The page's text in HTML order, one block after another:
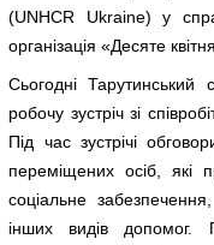
(UNHCR Ukraine) у
організація «Десяте
Сьогодні
робочу зустріч зі
Під час зустрічі
переміщених осіб, які
соціальне
інших видів допомог.